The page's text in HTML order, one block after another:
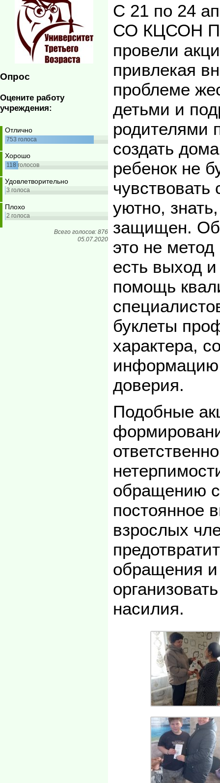
Опрос
Оцените работу
учреждения:
Отлично
753голоса
Хорошо
118 голосов
Удовлетворительно
3голоса
Плохо
2голоса
Всего голосов: 876
05.07.2020
С 21 по 24
СО КЦСОН
провели
привлекая
проблеме
детьми и
родителями
создать
ребенок не
уютно,
защищен.
это не метод
есть выход
помощь
буклеты
характера,
информацию
доверия.
Подобные
обращению
постоянное
взрослых
обращения
насилия.